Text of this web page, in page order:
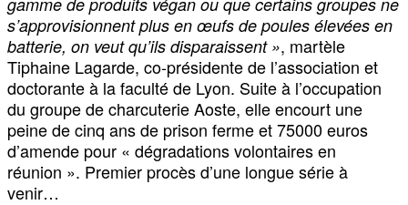
s’approvisionnent plus en œufs de poules élevées en
batterie, on veut qu’ils disparaissent », martèle
Tiphaine Lagarde, co-présidente de l’association et
doctorante à la faculté de Lyon. Suite à l’occupation
du groupe de charcuterie Aoste, elle encourt une
peine de cinq ans de prison ferme et 75000 euros
d’amende pour « dégradations volontaires en
réunion ». Premier procès d’une longue série à
venir…